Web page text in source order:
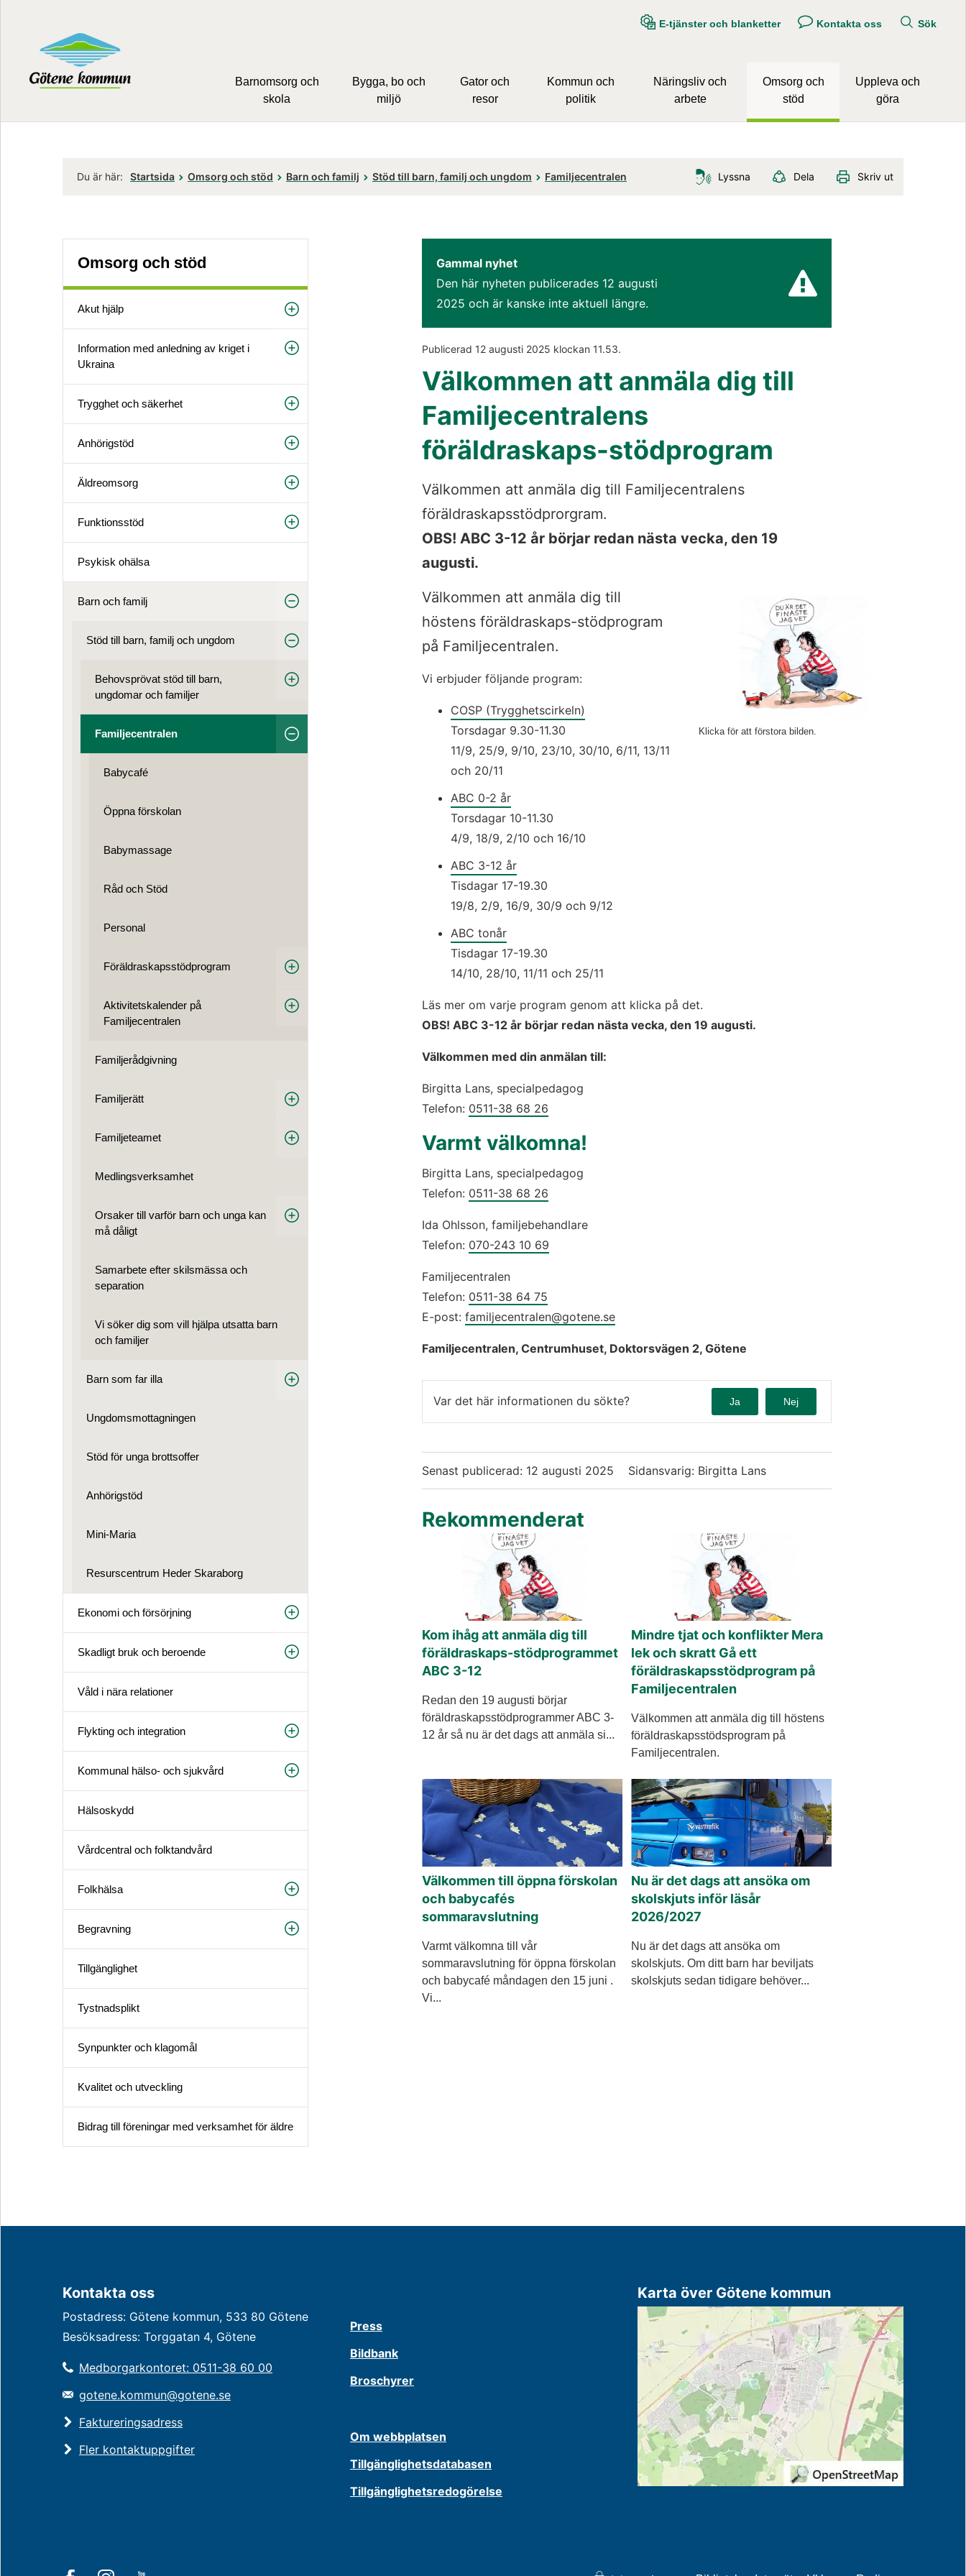
E-tjänster och blanketter Kontakta oss Sök
Barnomsorg och
skola
Bygga, bo och
miljö
Gator och
resor
Kommun och
politik
Näringsliv och
arbete
Omsorg och
stöd
Uppleva och
göra
Du är här: Startsida Omsorg och stöd Barn och familj Stöd till barn, familj och ungdom Familjecentralen Lyssna Dela Skriv ut
Omsorg och stöd
Akut hjälp
Information med anledning av kriget i
Ukraina
Trygghet och säkerhet
Anhörigstöd
Äldreomsorg
Funktionsstöd
Psykisk ohälsa
Barn och familj
Stöd till barn, familj och ungdom
Behovsprövat stöd till barn,
ungdomar och familjer
Familjecentralen
Babycafé
Öppna förskolan
Babymassage
Råd och Stöd
Personal
Föräldraskapsstödprogram
Aktivitetskalender på
Familjecentralen
Familjerådgivning
Familjerätt
Familjeteamet
Medlings­verksamhet
Orsaker till varför barn och unga kan
må dåligt
Samarbete efter skilsmässa och
separation
Vi söker dig som vill hjälpa utsatta barn
och familjer
Barn som far illa
Ungdoms­mottagningen
Stöd för unga brottsoffer
Anhörigstöd
Mini-Maria
Resurscentrum Heder Skaraborg
Ekonomi och försörjning
Skadligt bruk och beroende
Våld i nära relationer
Flykting och integration
Kommunal hälso- och sjukvård
Hälsoskydd
Vårdcentral och folktandvård
Folkhälsa
Begravning
Tillgänglighet
Tystnadsplikt
Synpunkter och klagomål
Kvalitet och utveckling
Bidrag till föreningar med verksamhet för äldre
Gammal nyhet
Den här nyheten publicerades 12 augusti
2025 och är kanske inte aktuell längre.
Publicerad 12 augusti 2025 klockan 11.53.
Välkommen att anmäla dig till
Familjecentralens
föräldraskaps-stödprogram
Välkommen att anmäla dig till Familjecentralens
föräldraskapsstödprorgram.
OBS! ABC 3-12 år börjar redan nästa vecka, den 19
augusti.
Klicka för att förstora bilden.
Välkommen att anmäla dig till
höstens föräldraskaps-stödprogram
på Familjecentralen.
Vi erbjuder följande program:
COSP (Trygghetscirkeln)
Torsdagar 9.30-11.30
11/9, 25/9, 9/10, 23/10, 30/10, 6/11, 13/11
och 20/11
ABC 0-2 år
Torsdagar 10-11.30
4/9, 18/9, 2/10 och 16/10
ABC 3-12 år
Tisdagar 17-19.30
19/8, 2/9, 16/9, 30/9 och 9/12
ABC tonår
Tisdagar 17-19.30
14/10, 28/10, 11/11 och 25/11
Läs mer om varje program genom att klicka på det.
OBS! ABC 3-12 år börjar redan nästa vecka, den 19 augusti.
Välkommen med din anmälan till:
Birgitta Lans, specialpedagog
Telefon: 0511-38 68 26
Varmt välkomna!
Birgitta Lans, specialpedagog
Telefon: 0511-38 68 26
Ida Ohlsson, familjebehandlare
Telefon: 070-243 10 69
Familjecentralen
Telefon: 0511-38 64 75
E-post: familjecentralen@gotene.se
Familjecentralen, Centrumhuset, Doktorsvägen 2, Götene
Var det här informationen du sökte? Ja Nej
Senast publicerad: 12 augusti 2025 Sidansvarig: Birgitta Lans
Rekommenderat
Kom ihåg att anmäla dig till
föräldraskaps-stödprogrammet
ABC 3-12
Redan den 19 augusti börjar
föräldraskapsstödprogrammer ABC 3-
12 år så nu är det dags att anmäla si...
Mindre tjat och konflikter Mera
lek och skratt Gå ett
föräldraskapsstödprogram på
Familjecentralen
Välkommen att anmäla dig till höstens
föräldraskapsstödsprogram på
Familjecentralen.
Välkommen till öppna förskolan
och babycafés
sommaravslutning
Varmt välkomna till vår
sommaravslutning för öppna förskolan
och babycafé måndagen den 15 juni .
Vi...
Nu är det dags att ansöka om
skolskjuts inför läsår
2026/2027
Nu är det dags att ansöka om
skolskjuts. Om ditt barn har beviljats
skolskjuts sedan tidigare behöver...
Kontakta oss
Postadress: Götene kommun, 533 80 Götene
Besöksadress: Torggatan 4, Götene
Medborgarkontoret: 0511-38 60 00
gotene.kommun@gotene.se
Faktureringsadress
Fler kontaktuppgifter
Press
Bildbank
Broschyrer
Om webbplatsen
Tillgänglighetsdatabasen
Tillgänglighetsredogörelse
Karta över Götene kommun